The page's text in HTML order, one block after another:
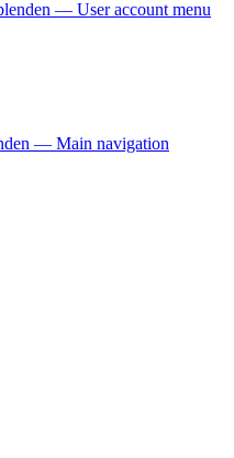
— User account menu
— Main navigation